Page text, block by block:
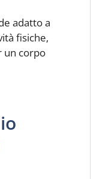
adatto a
fisiche,
un corpo